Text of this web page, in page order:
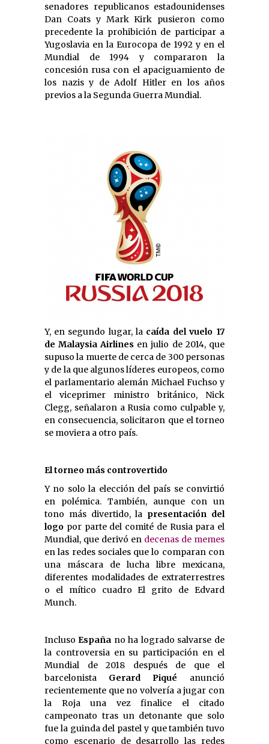
senadores republicanos estadounidenses
Dan Coats y Mark Kirk pusieron como
precedente la prohibición de participar a
Yugoslavia en la Eurocopa de 1992 y en el
Mundial de 1994 y compararon la
concesión rusa con el apaciguamiento de
los nazis y de Adolf Hitler en los años
previos a la Segunda Guerra Mundial.
Y, en segundo lugar, la caída del vuelo 17
de Malaysia Airlines en julio de 2014, que
supuso la muerte de cerca de 300 personas
y de la que algunos líderes europeos, como
el parlamentario alemán Michael Fuchso y
el viceprimer ministro británico, Nick
Clegg, señalaron a Rusia como culpable y,
en consecuencia, solicitaron que el torneo
se moviera a otro país.
El torneo más controvertido
Y no solo la elección del país se convirtió
en polémica. También, aunque con un
tono más divertido, la presentación del
logo por parte del comité de Rusia para el
Mundial, que derivó en decenas de memes
en las redes sociales que lo comparan con
una máscara de lucha libre mexicana,
diferentes modalidades de extraterrestres
o el mítico cuadro El grito de Edvard
Munch.
Incluso España no ha logrado salvarse de
la controversia en su participación en el
Mundial de 2018 después de que el
barcelonista Gerard Piqué anunció
recientemente que no volvería a jugar con
la Roja una vez finalice el citado
campeonato tras un detonante que solo
fue la guinda del pastel y que también tuvo
como escenario de desarrollo las redes